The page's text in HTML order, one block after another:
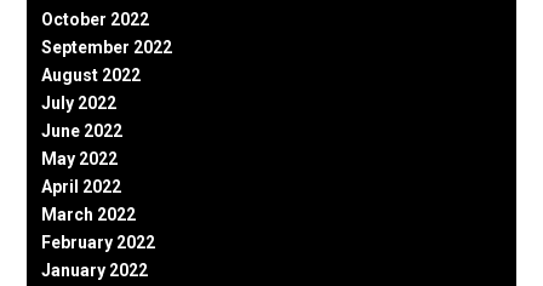
October 2022
September 2022
August 2022
July 2022
June 2022
May 2022
April 2022
March 2022
February 2022
January 2022